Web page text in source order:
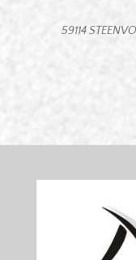
59114